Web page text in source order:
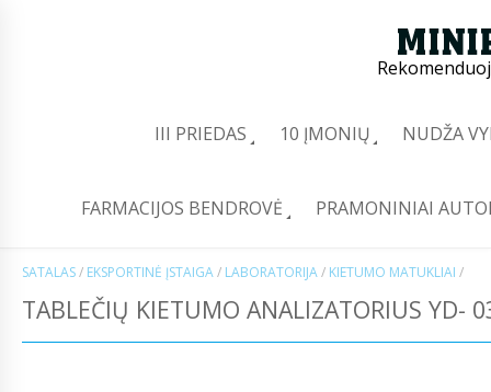
III PRIEDAS 10 ĮMONIŲ NUDŽA
FARMACIJOS BENDROVĖ PRAMONINIAI
SATALAS/ EKSPORTINĖ ĮSTAIGA/ LABORATORIJA/ KIETUMO MATUKLIAI /
TABLEČIŲ KIETUMO ANALIZATORIUS YD-